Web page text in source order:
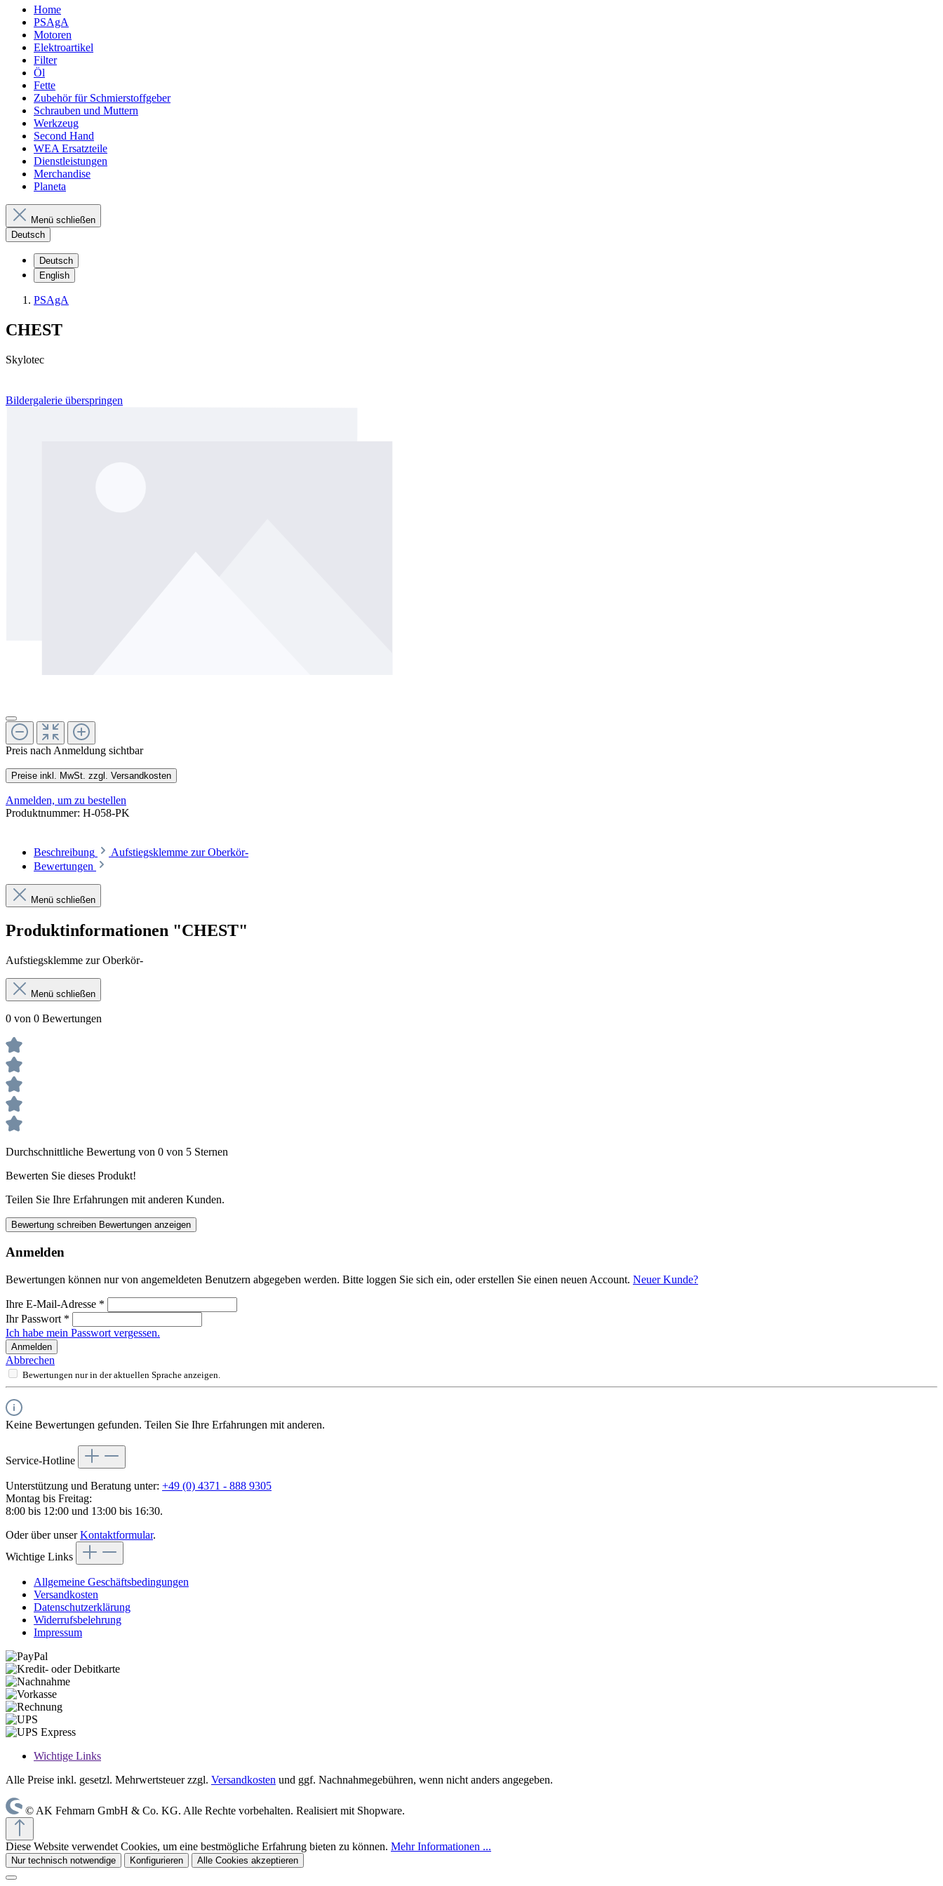
Home
PSAgA
Motoren
Elektroartikel
Filter
Öl
Fette
Zubehör für Schmierstoffgeber
Schrauben und Muttern
Werkzeug
Second Hand
WEA Ersatzteile
Dienstleistungen
Merchandise
Planeta
Menü schließen
Deutsch
Deutsch
English
PSAgA
CHEST
Skylotec
Bildergalerie überspringen
Preis nach Anmeldung sichtbar
Preise inkl. MwSt. zzgl. Versandkosten
Anmelden, um zu bestellen
Produktnummer: H-058-PK
Beschreibung
Aufstiegsklemme zur Oberkör-
Bewertungen
Menü schließen
Produktinformationen "CHEST"
Aufstiegsklemme zur Oberkör-
Menü schließen
0 von 0 Bewertungen
Durchschnittliche Bewertung von 0 von 5 Sternen
Bewerten Sie dieses Produkt!
Teilen Sie Ihre Erfahrungen mit anderen Kunden.
Bewertung schreiben Bewertungen anzeigen
Anmelden
Bewertungen können nur von angemeldeten Benutzern abgegeben werden. Bitte loggen Sie sich ein, oder erstellen Sie einen neuen Account. Neuer Kunde?
Ihre E-Mail-Adresse *
Ihr Passwort *
Ich habe mein Passwort vergessen.
Anmelden
Abbrechen
Bewertungen nur in der aktuellen Sprache anzeigen.
Keine Bewertungen gefunden. Teilen Sie Ihre Erfahrungen mit anderen.
Service-Hotline
Unterstützung und Beratung unter: +49 (0) 4371 - 888 9305
Montag bis Freitag:
8:00 bis 12:00 und 13:00 bis 16:30.
Oder über unserKontaktformular.
Wichtige Links
Allgemeine Geschäftsbedingungen
Versandkosten
Datenschutzerklärung
Widerrufsbelehrung
Impressum
Wichtige Links
Alle Preise inkl. gesetzl. Mehrwertsteuer zzgl. Versandkosten und ggf. Nachnahmegebühren, wenn nicht anders angegeben.
© AK Fehmarn GmbH & Co. KG. Alle Rechte vorbehalten. Realisiert mit Shopware.
Diese Website verwendet Cookies, um eine bestmögliche Erfahrung bieten zu können. Mehr Informationen ...
Nur technisch notwendige Konfigurieren Alle Cookies akzeptieren